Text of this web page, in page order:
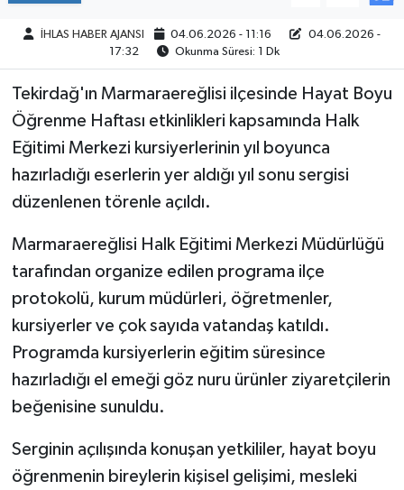
İHLAS HABER AJANSI 04.06.2026 - 11:16
04.06.2026 -
17:32
Okunma Süresi: 1 Dk
Tekirdağ'ın Marmaraereğlisi ilçesinde Hayat Boyu
Öğrenme Haftası etkinlikleri kapsamında Halk
Eğitimi Merkezi kursiyerlerinin yıl boyunca
hazırladığı eserlerin yer aldığı yıl sonu sergisi
düzenlenen törenle açıldı.
Marmaraereğlisi Halk Eğitimi Merkezi Müdürlüğü
tarafından organize edilen programa ilçe
protokolü, kurum müdürleri, öğretmenler,
kursiyerler ve çok sayıda vatandaş katıldı.
Programda kursiyerlerin eğitim süresince
hazırladığı el emeği göz nuru ürünler ziyaretçilerin
beğenisine sunuldu.
Serginin açılışında konuşan yetkililer, hayat boyu
öğrenmenin bireylerin kişisel gelişimi, mesleki